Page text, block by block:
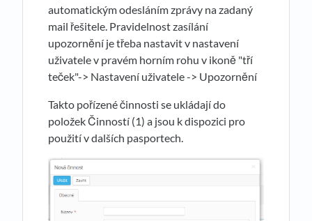
automatickým odesláním zprávy na zadaný
mail řešitele. Pravidelnost zasílání
upozornění je třeba nastavit v nastavení
uživatele v pravém horním rohu v ikoně "tří
teček"-> Nastavení uživatele -> Upozornění
Takto pořízené činnosti se ukládají do
položek Činností (1) a jsou k dispozici pro
použití v dalších pasportech.